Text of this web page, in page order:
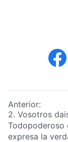
Anterior:
2. Vosotros
Todopoderoso
expresa la